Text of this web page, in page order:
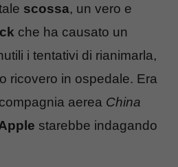
scossa, un vero e
che ha causato un
i tentativi di rianimarla,
ricovero in ospedale. Era
aerea China
starebbe indagando